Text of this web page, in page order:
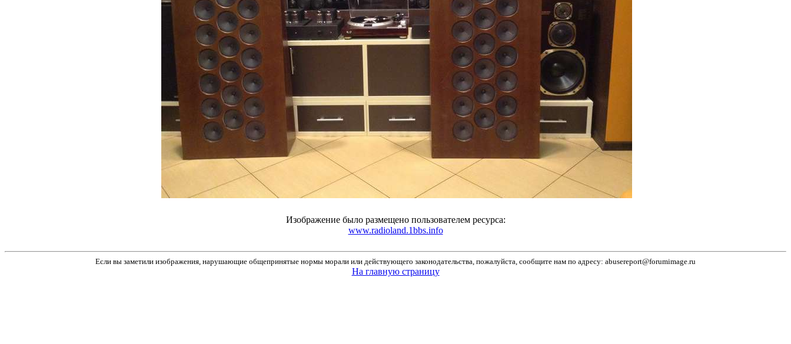
Изображение было размещено пользователем ресурса:
www.radioland.1bbs.info
Если вы заметили изображения, нарушающие общепринятые нормы морали или действующего законодательства, пожалуйста, сообщите нам по адресу: abusereport@forumimage.ru
На главную страницу